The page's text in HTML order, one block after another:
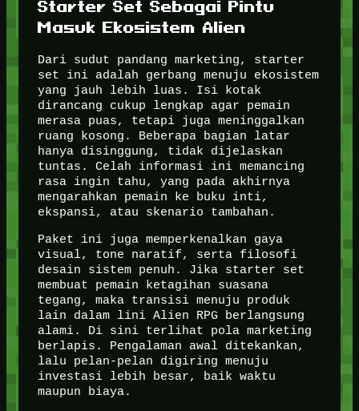
Starter Set Sebagai Pintu
Masuk Ekosistem Alien
Dari sudut pandang marketing, starter
set ini adalah gerbang menuju ekosistem
yang jauh lebih luas. Isi kotak
dirancang cukup lengkap agar pemain
merasa puas, tetapi juga meninggalkan
ruang kosong. Beberapa bagian latar
hanya disinggung, tidak dijelaskan
tuntas. Celah informasi ini memancing
rasa ingin tahu, yang pada akhirnya
mengarahkan pemain ke buku inti,
ekspansi, atau skenario tambahan.
Paket ini juga memperkenalkan gaya
visual, tone naratif, serta filosofi
desain sistem penuh. Jika starter set
membuat pemain ketagihan suasana
tegang, maka transisi menuju produk
lain dalam lini Alien RPG berlangsung
alami. Di sini terlihat pola marketing
berlapis. Pengalaman awal ditekankan,
lalu pelan-pelan digiring menuju
investasi lebih besar, baik waktu
maupun biaya.